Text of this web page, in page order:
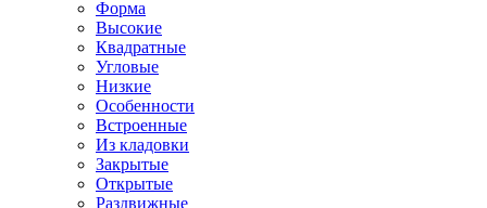
Форма
Высокие
Квадратные
Угловые
Низкие
Особенности
Встроенные
Из кладовки
Закрытые
Открытые
Раздвижные